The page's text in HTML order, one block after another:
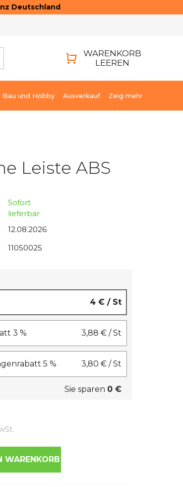
Deutschland
WARENKORB
LEEREN
Bau und Hobby Ausverkauf Zeig mehr
Leiste ABS
Sofort
lieferbar
12.08.2026
11050025
4 € / St
3 % 3,88 € / St
5 % 3,80 € / St
Sie sparen 0 €
WARENKORB